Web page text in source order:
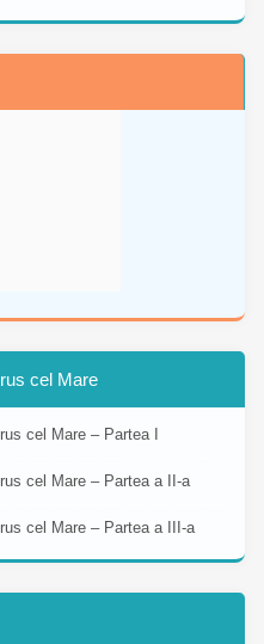
cel Mare
cel Mare – Partea I
cel Mare – Partea a II-a
cel Mare – Partea a III-a